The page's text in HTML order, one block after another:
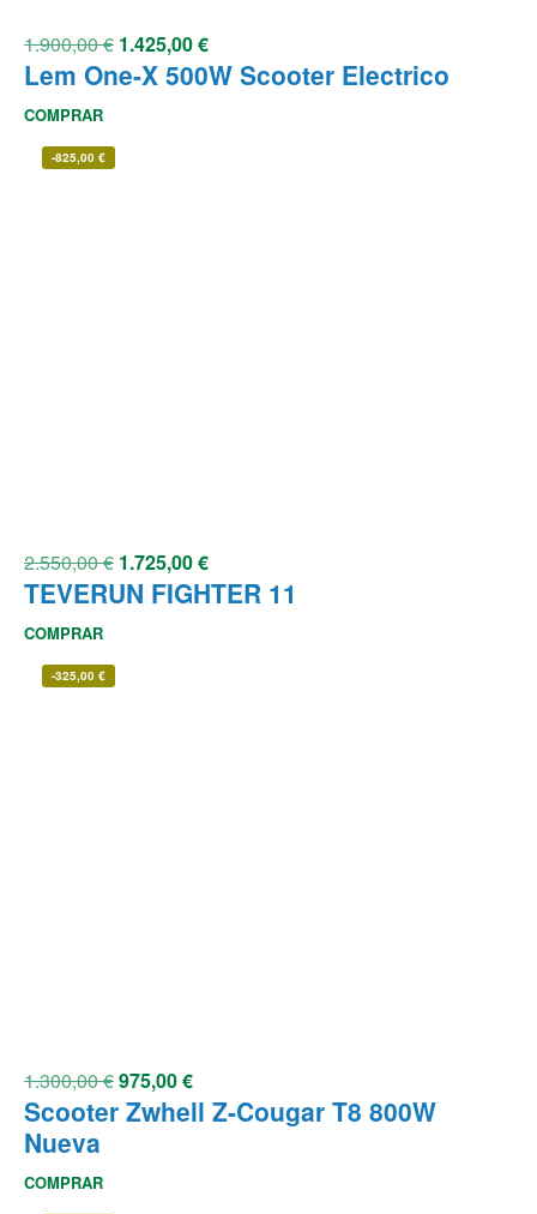
1.900,00€ 1.425,00€
Lem One-X 500W Scooter Electrico
COMPRAR
-825,00 €
2.550,00€ 1.725,00€
TEVERUN FIGHTER 11
COMPRAR
-325,00 €
1.300,00€975,00€
Scooter Zwhell Z-Cougar T8 800W
Nueva
COMPRAR